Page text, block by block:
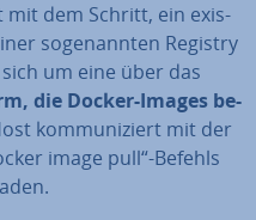
mit dem Schritt, ein exis­
so­ge­nann­ten Registry
um eine über das
die Docker-Images be­
kom­mu­ni­ziert mit der
image pull“-Befehls